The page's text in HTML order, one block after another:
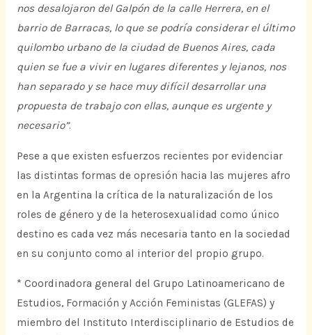
nos desalojaron del Galpón de la calle Herrera, en el
barrio de Barracas, lo que se podría considerar el último
quilombo urbano de la ciudad de Buenos Aires, cada
quien se fue a vivir en lugares diferentes y lejanos, nos
han separado y se hace muy difícil desarrollar una
propuesta de trabajo con ellas, aunque es urgente y
necesario”.
Pese a que existen esfuerzos recientes por evidenciar
las distintas formas de opresión hacia las mujeres afro
en la Argentina la crítica de la naturalización de los
roles de género y de la heterosexualidad como único
destino es cada vez más necesaria tanto en la sociedad
en su conjunto como al interior del propio grupo.
* Coordinadora general del Grupo Latinoamericano de
Estudios, Formación y Acción Feministas (GLEFAS) y
miembro del Instituto Interdisciplinario de Estudios de